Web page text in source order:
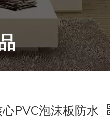
PVC泡沫板防水